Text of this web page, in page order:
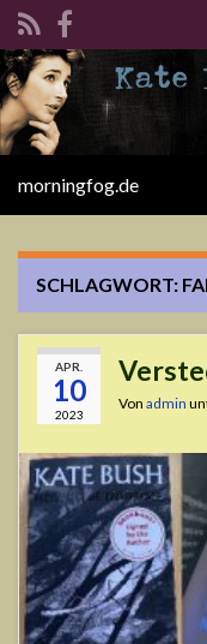
Search
morningfog.de
SCHLAGWORT:
APR.
10
2023
Von admin